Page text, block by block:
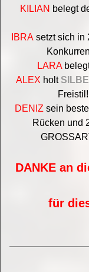
KILIAN belegt
IBRA setzt sich in
LARA
ALEX holt
DENIZ sein
Rücken und
DANKE an
für